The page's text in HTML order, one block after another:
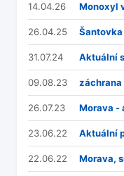
14.04.26 Monoxyl
26.04.25 Šantovka
31.07.24 Aktuální
09.08.23
26.07.23 Morava -
23.06.22 Aktuální
22.06.22 Morava,